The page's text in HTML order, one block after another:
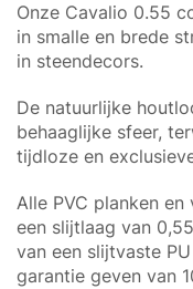
Onze Cavalio 0.55
in smalle en brede
in steendecors.
De natuurlijke
behaaglijke sfeer,
tijdloze en
Alle PVC planken
een slijtlaag van
van een slijtvaste
garantie geven van